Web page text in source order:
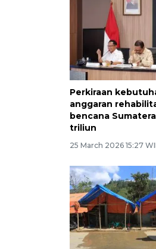
Perkiraan
anggaran
bencana
triliun
25 March 2026 15:27